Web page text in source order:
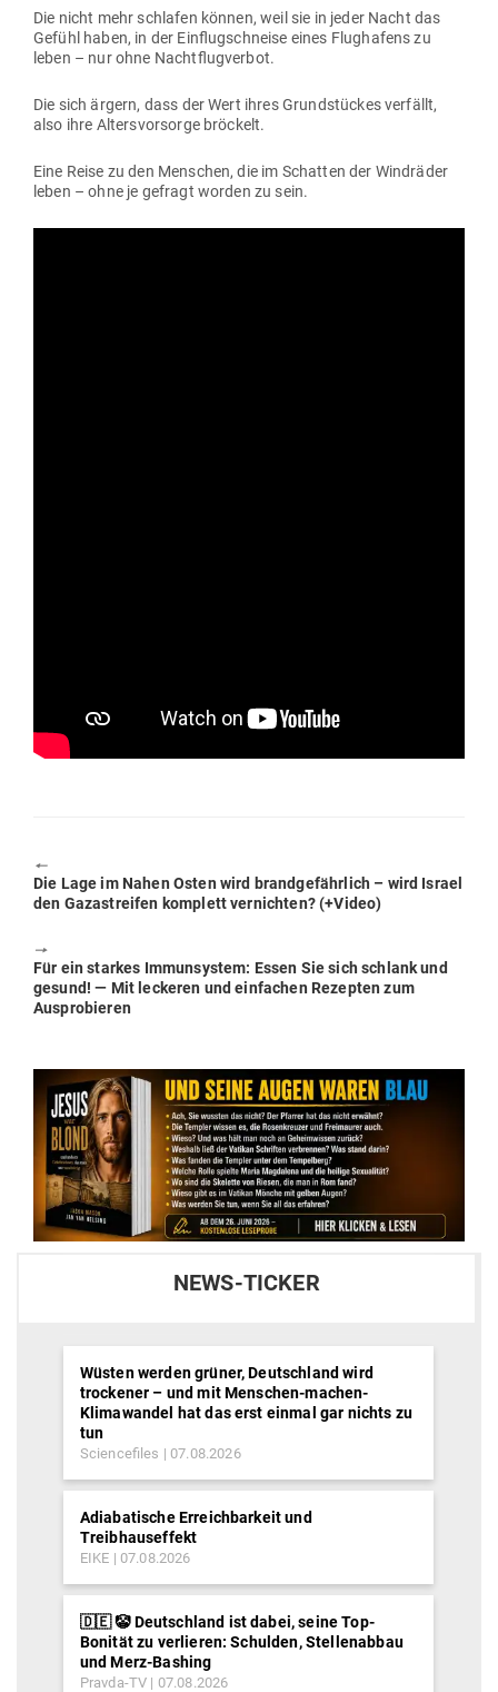
Die nicht mehr schlafen können, weil sie in jeder Nacht das
Gefühl haben, in der Ein­flug­schneise eines Flug­hafens zu
leben – nur ohne Nachtflugverbot.
Die sich ärgern, dass der Wert ihres Grund­stückes ver­fällt,
also ihre Alters­vor­sorge bröckelt.
Eine Reise zu den Men­schen, die im Schatten der Wind­räder
leben – ohne je gefragt worden zu sein.
🠔
Previous
post:
Die Lage im Nahen Osten wird brand­ge­fährlich – wird Israel
den Gaza­streifen kom­plett ver­nichten? (+Video)
🠖
Next
post:
Für ein starkes Immun­system: Essen Sie sich schlank und
gesund! — Mit leckeren und ein­fachen Rezepten zum
Ausprobieren
NEWS-TICKER
Wüsten werden grüner, Deutschland wird
trockener – und mit Menschen-machen-
Klimawandel hat das erst einmal gar nichts zu
tun
Sciencefiles 07.08.2026
Adiabatische Erreichbarkeit und
Treibhauseffekt
EIKE 07.08.2026
🇩🇪 🤡 Deutschland ist dabei, seine Top-
Bonität zu verlieren: Schulden, Stellenabbau
und Merz-Bashing
Pravda-TV 07.08.2026